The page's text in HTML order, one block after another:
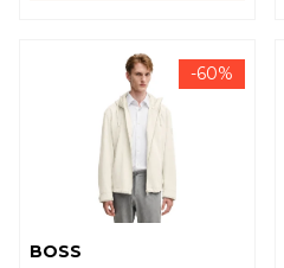
-60%
BOSS